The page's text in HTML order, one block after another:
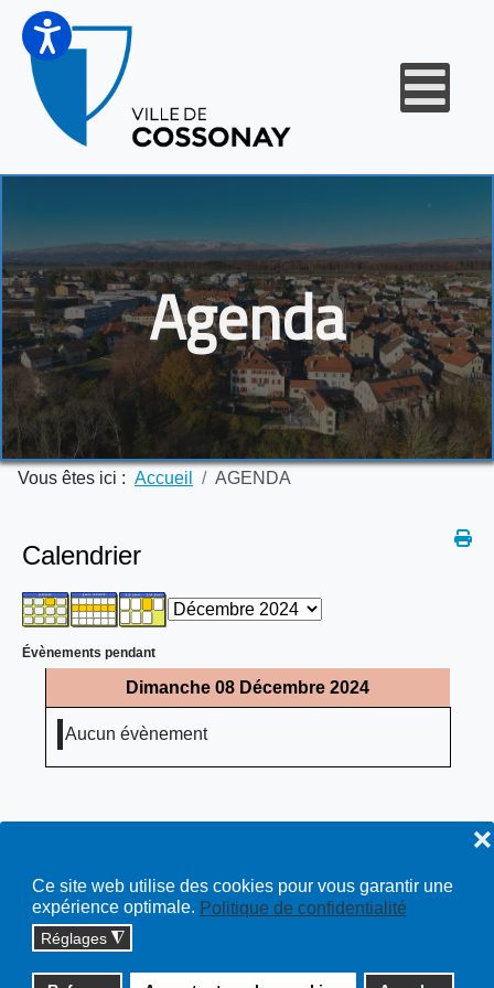
Ce site web utilise des cookies pour vous garantir une
expérience optimale. Politique de confidentialité
Réglages ◮
❌
Agenda
Vous êtes ici : Accueil AGENDA
Calendrier
Évènements pendant
Dimanche 08 Décembre 2024
Aucun évènement
Copyright © 2026 cossonay.ch - tous droits réservés | site :